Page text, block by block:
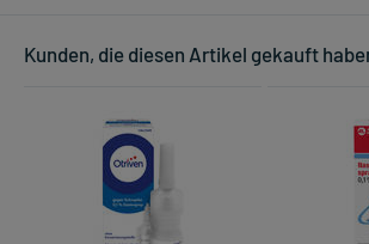
Kunden, die diesen Artikel gekauft